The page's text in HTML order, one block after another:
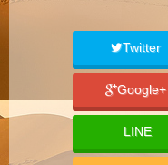
Twitter
Google+
LINE